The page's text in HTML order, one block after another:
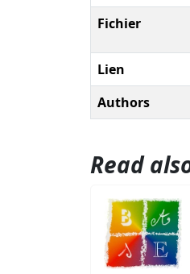
Fichier
Lien
Authors
Read